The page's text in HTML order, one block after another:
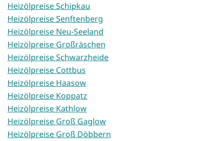
Heizölpreise Schipkau
Heizölpreise Senftenberg
Heizölpreise Neu-Seeland
Heizölpreise Großräschen
Heizölpreise Schwarzheide
Heizölpreise Cottbus
Heizölpreise Haasow
Heizölpreise Koppatz
Heizölpreise Kathlow
Heizölpreise Groß Gaglow
Heizölpreise Groß Döbbern